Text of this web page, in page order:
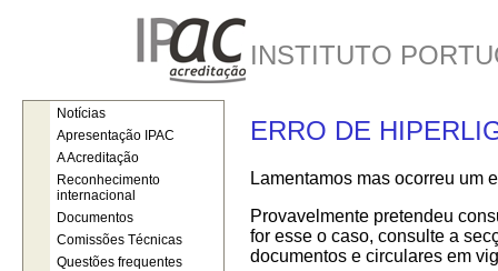
INSTITUTO
ERRO DE
Lamentamos mas ocorreu um
Provavelmente pretendeu
for esse o caso, consulte a
documentos e circulares em
Notícias
Apresentação IPAC
A Acreditação
Reconhecimento
internacional
Documentos
Comissões Técnicas
Questões frequentes